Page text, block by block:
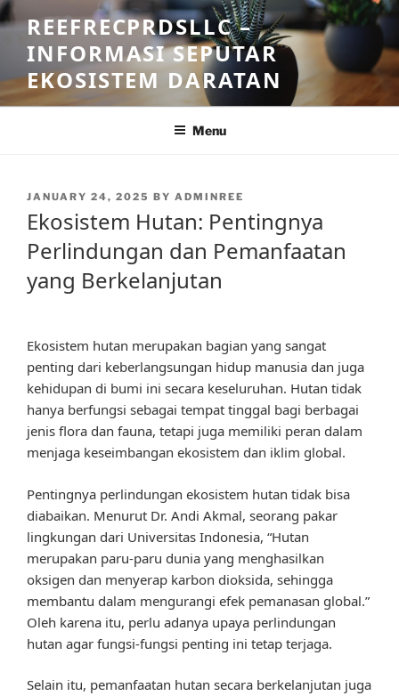
Skip
to
content
REEFRECPRDSLLC –
INFORMASI SEPUTAR
EKOSISTEM DARATAN
Menu
POSTED
ON
JANUARY 24, 2025 BY ADMINREE
Ekosistem Hutan: Pentingnya
Perlindungan dan Pemanfaatan
yang Berkelanjutan
Ekosistem hutan merupakan bagian yang sangat
penting dari keberlangsungan hidup manusia dan juga
kehidupan di bumi ini secara keseluruhan. Hutan tidak
hanya berfungsi sebagai tempat tinggal bagi berbagai
jenis flora dan fauna, tetapi juga memiliki peran dalam
menjaga keseimbangan ekosistem dan iklim global.
Pentingnya perlindungan ekosistem hutan tidak bisa
diabaikan. Menurut Dr. Andi Akmal, seorang pakar
lingkungan dari Universitas Indonesia, “Hutan
merupakan paru-paru dunia yang menghasilkan
oksigen dan menyerap karbon dioksida, sehingga
membantu dalam mengurangi efek pemanasan global.”
Oleh karena itu, perlu adanya upaya perlindungan
hutan agar fungsi-fungsi penting ini tetap terjaga.
Selain itu, pemanfaatan hutan secara berkelanjutan juga